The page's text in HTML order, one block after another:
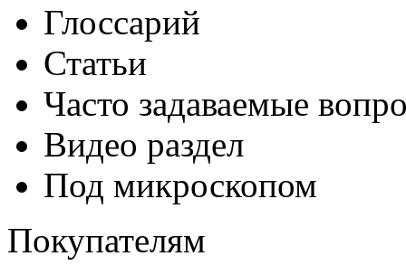
Глоссарий
Статьи
Часто задаваемые
Видео раздел
Под микроскопом
Покупателям